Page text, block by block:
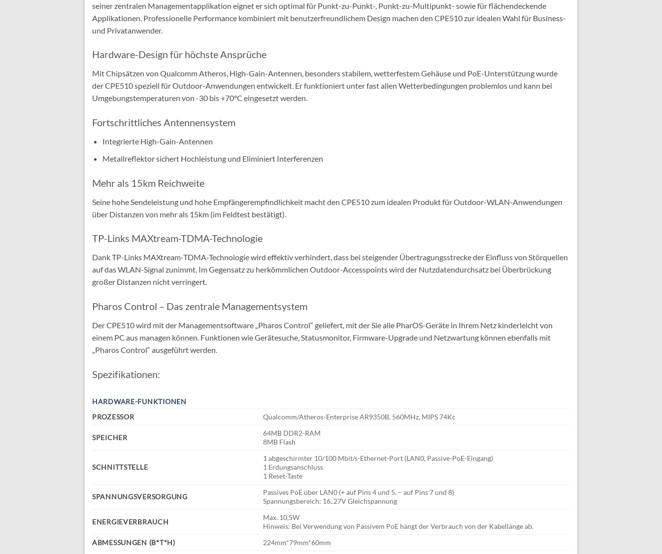
seiner zentralen Managementapplikation eignet er sich optimal für Punkt-zu-Punkt-, Punkt-zu-Multipunkt- sowie für flächendeckende
Applikationen. Professionelle Performance kombiniert mit benutzerfreundlichem Design machen den CPE510 zur idealen Wahl für Business-
und Privatanwender.
Hardware-Design für höchste Ansprüche
Mit Chipsätzen von Qualcomm Atheros, High-Gain-Antennen, besonders stabilem, wetterfestem Gehäuse und PoE-Unterstützung wurde
der CPE510 speziell für Outdoor-Anwendungen entwickelt. Er funktioniert unter fast allen Wetterbedingungen problemlos und kann bei
Umgebungstemperaturen von -30 bis +70°C eingesetzt werden.
Fortschrittliches Antennensystem
Integrierte High-Gain-Antennen
Metallreflektor sichert Hochleistung und Eliminiert Interferenzen
Mehr als 15km Reichweite
Seine hohe Sendeleistung und hohe Empfängerempfindlichkeit macht den CPE510 zum idealen Produkt für Outdoor-WLAN-Anwendungen
über Distanzen von mehr als 15km (im Feldtest bestätigt).
TP-Links MAXtream-TDMA-Technologie
Dank TP-Links MAXtream-TDMA-Technologie wird effektiv verhindert, dass bei steigender Übertragungsstrecke der Einfluss von Störquellen
auf das WLAN-Signal zunimmt. Im Gegensatz zu herkömmlichen Outdoor-Accesspoints wird der Nutzdatendurchsatz bei Überbrückung
großer Distanzen nicht verringert.
Pharos Control – Das zentrale Managementsystem
Der CPE510 wird mit der Managementsoftware „Pharos Control“ geliefert, mit der Sie alle PharOS-Geräte in Ihrem Netz kinderleicht von
einem PC aus managen können. Funktionen wie Gerätesuche, Statusmonitor, Firmware-Upgrade und Netzwartung können ebenfalls mit
„Pharos Control“ ausgeführt werden.
Spezifikationen:
HARDWARE-FUNKTIONEN
PROZESSOR
Qualcomm/Atheros-Enterprise AR9350B, 560MHz, MIPS 74Kc
SPEICHER
64MB DDR2-RAM
8MB Flash
SCHNITTSTELLE
1 abgeschirmter 10/100 Mbit/s-Ethernet-Port (LAN0, Passive-PoE-Eingang)
1 Erdungsanschluss
1 Reset-Taste
SPANNUNGSVERSORGUNG
Passives PoE über LAN0 (+ auf Pins 4 und 5, – auf Pins 7 und 8)
Spannungsbereich: 16..27V Gleichspannung
ENERGIEVERBRAUCH
Max. 10,5W
Hinweis: Bei Verwendung von Passivem PoE hängt der Verbrauch von der Kabellänge ab.
ABMESSUNGEN (B*T*H)
224mm*79mm*60mm